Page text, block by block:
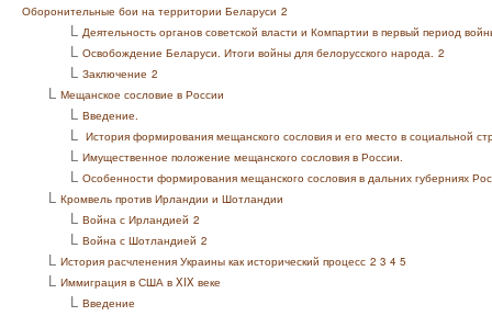
Оборонительные бои на территории Беларуси 2
L Деятельность органов советской власти и Компартии в первый период
L Освобождение Беларуси. Итоги войны для белорусского народа. 2
L Заключение 2
L Мещанское сословие в России
L Введение.
L История формирования мещанского сословия и его место в социальной
L Имущественное положение мещанского сословия в России.
L Особенности формирования мещанского сословия в дальних губерниях
L Кромвель против Ирландии и Шотландии
L Война с Ирландией 2
L Война с Шотландией 2
L История расчленения Украины как исторический процесс 2 3 4 5
L Иммиграция в США в XIX веке
L Введение